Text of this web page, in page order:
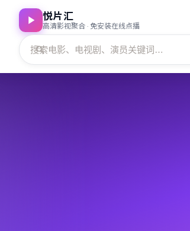
悦片汇
高清影视聚合 · 免安装在线点播